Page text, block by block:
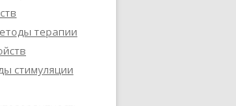
терапии
стимуляции